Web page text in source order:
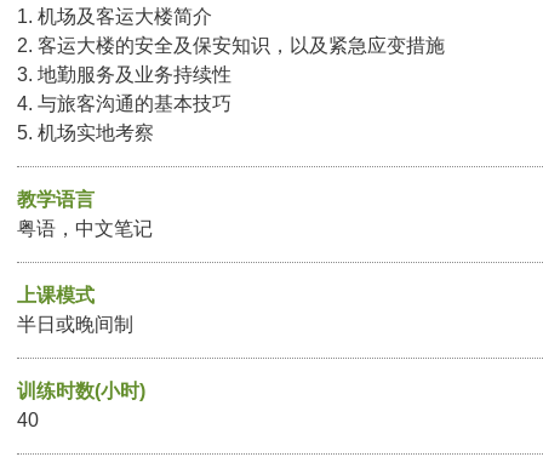
1. 机场及客运大楼简介
2. 客运大楼的安全及保安知识，以及紧急应变措施
3. 地勤服务及业务持续性
4. 与旅客沟通的基本技巧
5. 机场实地考察
教学语言
粤语，中文笔记
上课模式
半日或晚间制
训练时数(小时)
40